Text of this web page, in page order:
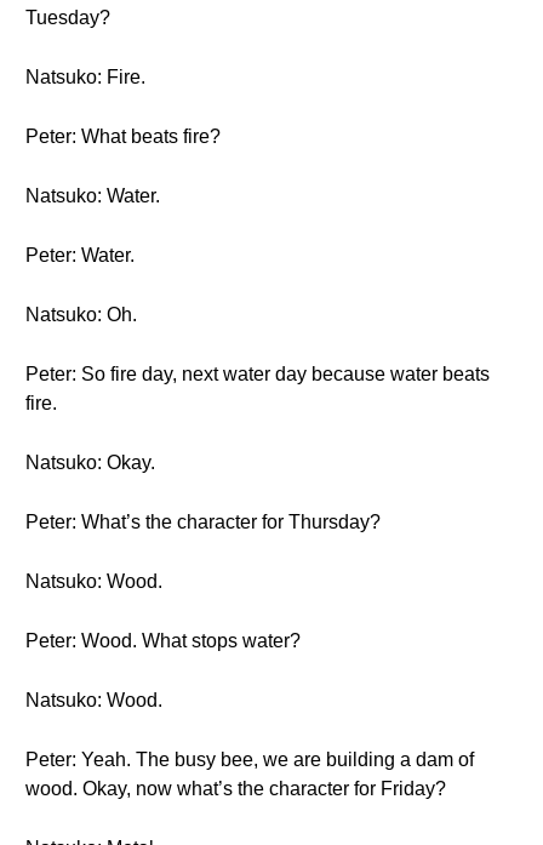
Tuesday?
Natsuko: Fire.
Peter: What beats fire?
Natsuko: Water.
Peter: Water.
Natsuko: Oh.
Peter: So fire day, next water day because water beats
fire.
Natsuko: Okay.
Peter: What’s the character for Thursday?
Natsuko: Wood.
Peter: Wood. What stops water?
Natsuko: Wood.
Peter: Yeah. The busy bee, we are building a dam of
wood. Okay, now what’s the character for Friday?